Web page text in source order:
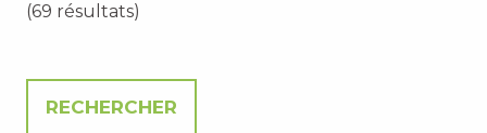
(69 résultats)